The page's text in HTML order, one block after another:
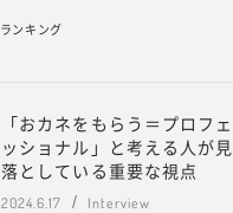
ランキング
「おカネをもらう＝プロフェ
ッショナル」と考える人が見
落としている重要な視点
2024.6.17 Interview